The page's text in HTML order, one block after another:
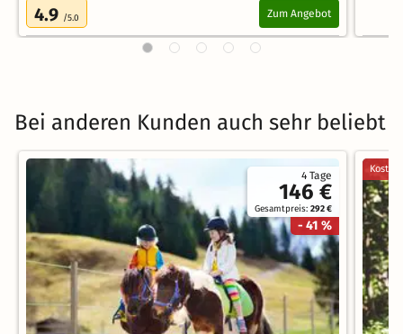
4.9 /5.0 Zum Angebot
Bei anderen Kunden auch sehr beliebt
4 Tage
146 €
Gesamtpreis:292 €
- 41 %